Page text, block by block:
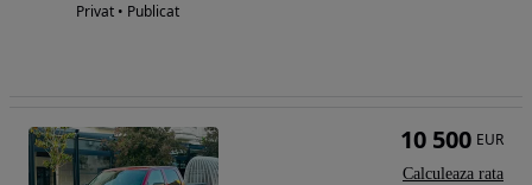
Privat • Publicat
10 500 EUR
Calculeaza rata